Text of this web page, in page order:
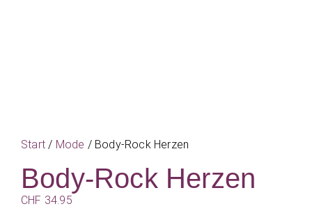
Start / Mode / Body-Rock Herzen
Body-Rock Herzen
CHF 34.95